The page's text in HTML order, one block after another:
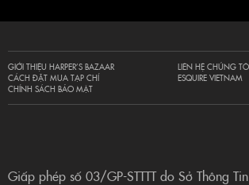
GIỚI THIỆU HARPER’S BAZAAR
CÁCH ĐẶT MUA TẠP CHÍ
CHÍNH SÁCH BẢO MẬT
LIÊN HỆ CHÚNG
ESQUIRE VIETNAM
Giấp phép số 03/GP-STTTT do Sở Thông